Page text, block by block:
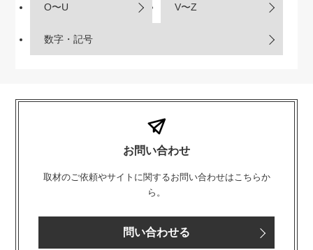
O〜U V〜Z
数字・記号
お問い合わせ
取材のご依頼やサイトに関するお問い合わせはこちらか
ら。
問い合わせる